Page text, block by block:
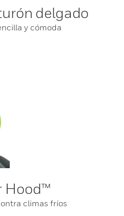
delgado
y cómoda
Hood™
climas fríos